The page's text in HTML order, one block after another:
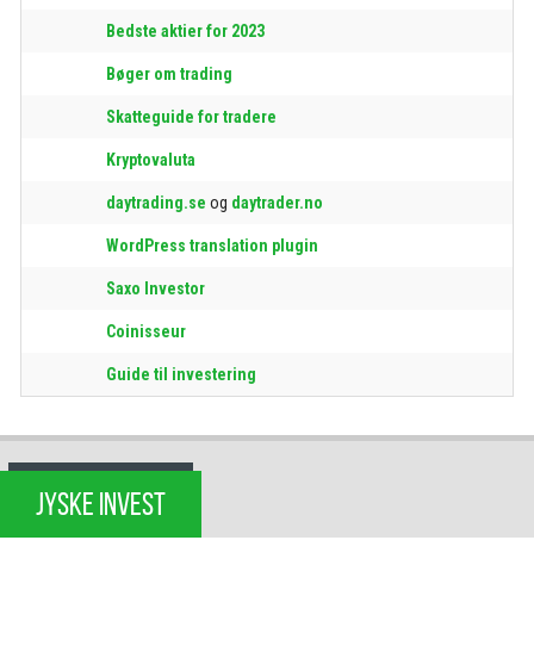
Bedste aktier for 2023
Bøger om trading
Skatteguide for tradere
Kryptovaluta
daytrading.se og daytrader.no
WordPress translation plugin
Saxo Investor
Coinisseur
Guide til investering
JYSKE INVEST